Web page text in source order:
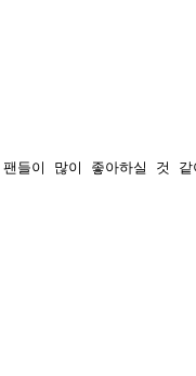
들이 많이 좋아하실 것